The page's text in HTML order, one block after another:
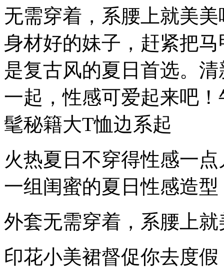
无需穿着，系腰上就美
身材好的妹子，赶紧把
是复古风的夏日首选。
一起，性感可爱起来吧
髦秘籍大T恤边系起
火热夏日不穿得性感一
一组闺蜜的夏日性感造
外套无需穿着，系腰上
印花小美裙督促你去度假